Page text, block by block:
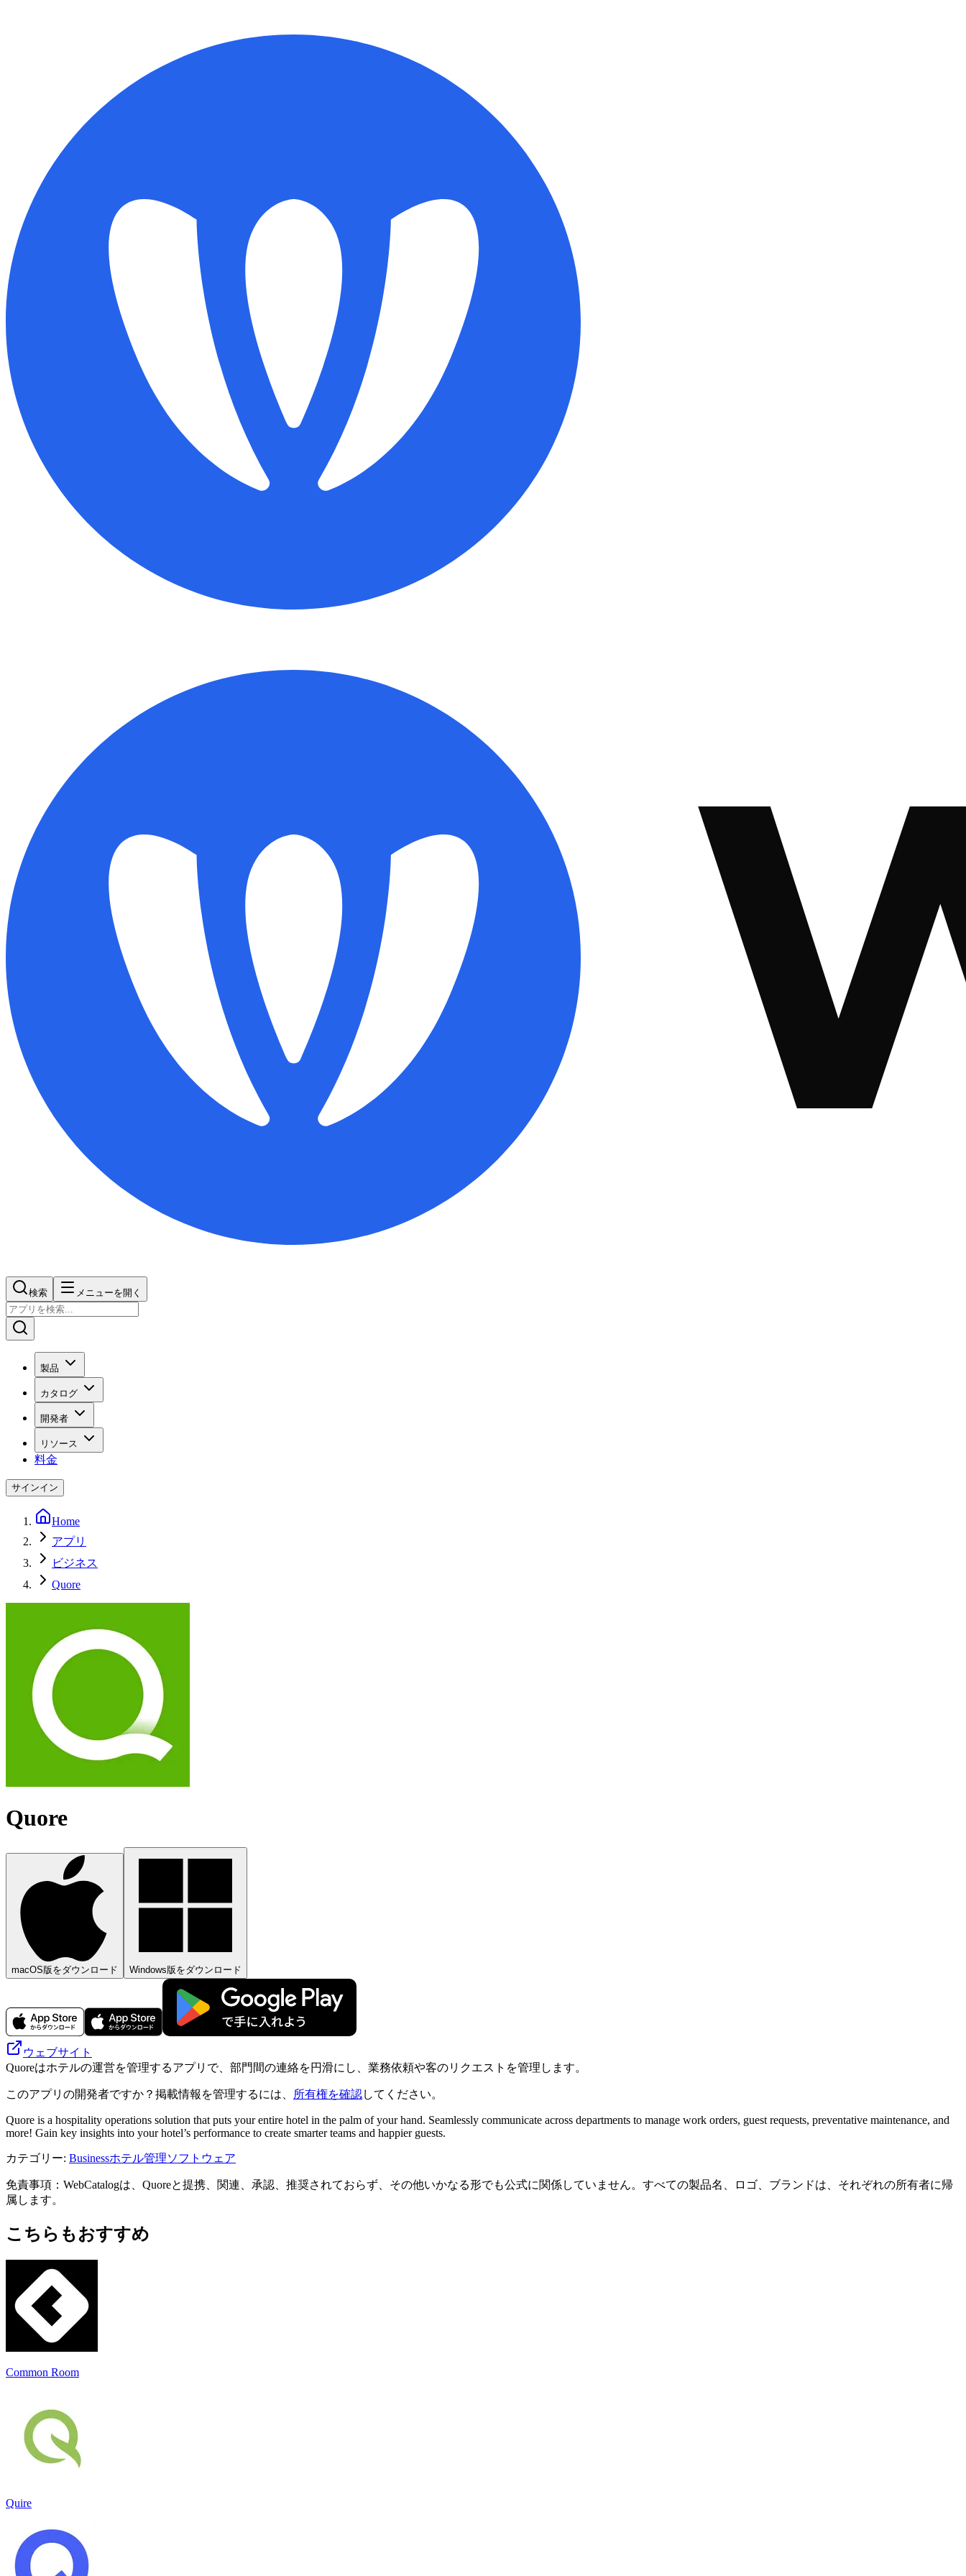
検索 メニューを開く
製品
カタログ
開発者
リソース
料金
サインイン
Home
アプリ
ビジネス
Quore
Quore
macOS版をダウンロード Windows版をダウンロード
ウェブサイト
Quoreはホテルの運営を管理するアプリで、部門間の連絡を円滑にし、業務依頼や客のリクエストを管理します。
このアプリの開発者ですか？掲載情報を管理するには、 所有権を確認してください。
Quore is a hospitality operations solution that puts your entire hotel in the palm of your hand. Seamlessly communicate across departments to manage work orders, guest requests, preventative maintenance, and
more! Gain key insights into your hotel’s performance to create smarter teams and happier guests.
カテゴリー: Businessホテル管理ソフトウェア
免責事項：WebCatalogは、Quoreと提携、関連、承認、推奨されておらず、その他いかなる形でも公式に関係していません。すべての製品名、ロゴ、ブランドは、それぞれの所有者に帰
属します。
こちらもおすすめ
Common Room
Quire